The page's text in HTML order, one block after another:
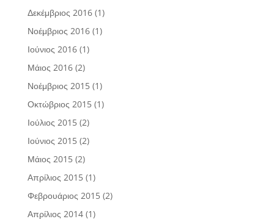
Δεκέμβριος 2016(1)
Νοέμβριος 2016(1)
Ιούνιος 2016(1)
Μάιος 2016(2)
Νοέμβριος 2015(1)
Οκτώβριος 2015(1)
Ιούλιος 2015(2)
Ιούνιος 2015(2)
Μάιος 2015(2)
Απρίλιος 2015(1)
Φεβρουάριος 2015(2)
Απρίλιος 2014(1)